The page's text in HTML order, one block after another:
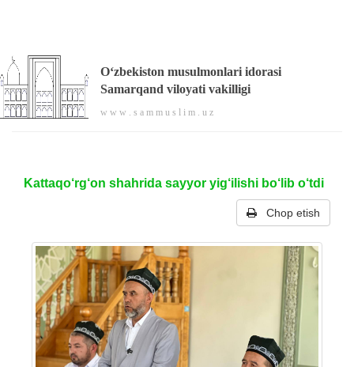
O‘zbekiston musulmonlari idorasi
Samarqand viloyati vakilligi
w w w . s a m m u s l i m . u z
Kattaqo‘rg‘on shahrida sayyor yig‘ilishi bo‘lib o‘tdi
Chop etish